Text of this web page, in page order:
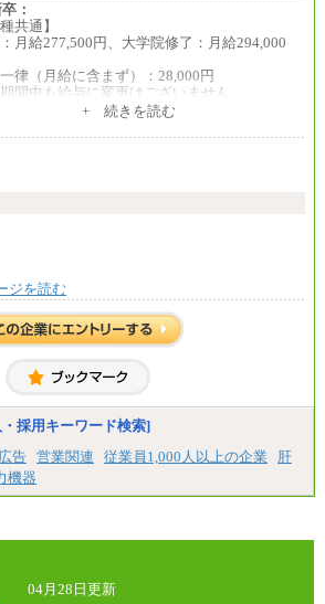
：
共通】
月給277,500円、大学院修了：月給294,000
律（月給に含まず）：28,000円
間中も給与に変更はございません
円～
+ 続きを読む
ジを読む
採用キーワード検索]
告 営業関連 従業員1,000人以上の企業
肝
機器
04月28日更新